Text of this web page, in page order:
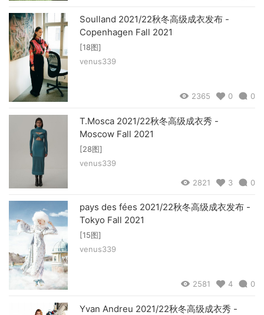
Soulland 2021/22秋冬高级成衣发布 -
Copenhagen Fall 2021
[18图]
venus339
2365 0 0
T.Mosca 2021/22秋冬高级成衣秀 -
Moscow Fall 2021
[28图]
venus339
2821 3 0
pays des fées 2021/22秋冬高级成衣发布 -
Tokyo Fall 2021
[15图]
venus339
2581 4 0
Yvan Andreu 2021/22秋冬高级成衣秀 -